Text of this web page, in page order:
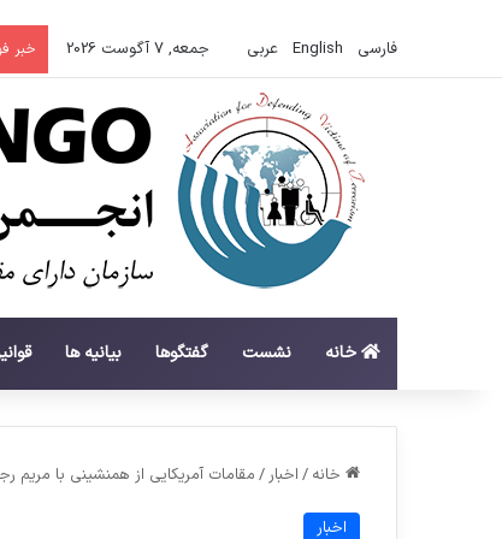
فارسی English عربي جمعه, 7 آگوست 2026 خبر
خانه نشست گفتگوها بیانیه ها
خانه / اخبار/مقامات آمریکایی از همنشینی با مریم
اخبار